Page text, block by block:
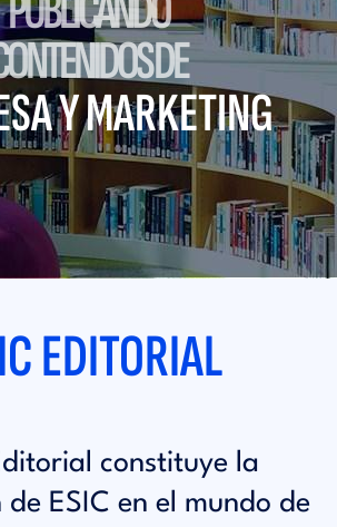
DE
Y MARKETING
EDITORIAL
constituye la
ESIC en el mundo de